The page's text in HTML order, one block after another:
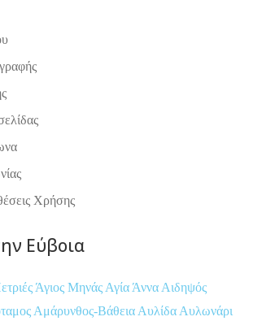
Xρήσης
Εύβοια
Άγιος Μηνάς Αγία Άννα Αιδηψός
Αμάρυνθος-Βάθεια Αυλίδα Αυλωνάρι